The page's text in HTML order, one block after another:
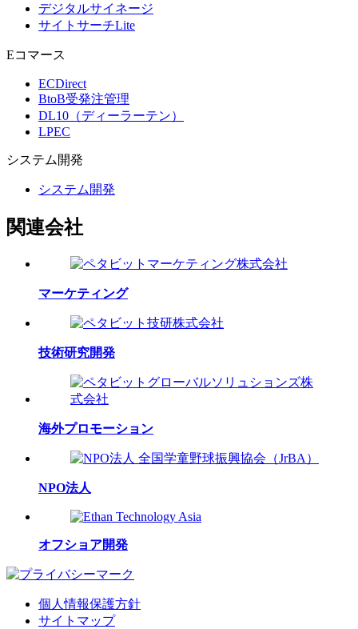
デジタルサイネージ
サイトサーチLite
Eコマース
ECDirect
BtoB受発注管理
DL10（ディーラーテン）
LPEC
システム 開発
システム開発
関連会社
マーケティング
技術研究開発
海外プロモーション
NPO法人
オフショア開発
個人情報保護方針
サイトマップ